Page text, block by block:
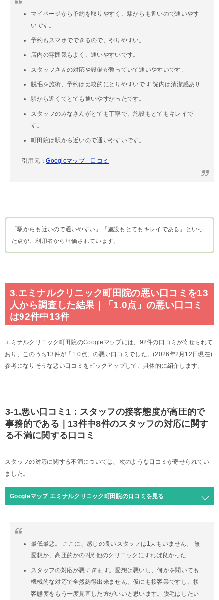
マイページから予約を取りやすく、駅からも近いので通いやす
いです。
予約もスマホでできるので、やりやすい。
店内の雰囲気もよく、通いやすいです。
スタッフさんの対応や設備が整っていて通いやすいです。
脱毛を施術、予約は比較的にとりやすいです 院内は清潔感あり
駅から近くてとても通いやすかったです。
スタッフのみなさんがとても丁寧で、施設もとてもキレイで
す。
町田院は駅から近いので通いやすいです。
引用元：Googleマップ 口コミ
「駅からも近いので通いやすい」「施設もとてもキレイである」といっ
た点が、利用者から評価されています。
3.エミナルクリニック町田院の悪い口コミを13
人から調査した結果｜「1.0点」の悪い口コミ
は92件中13件
エミナルクリニック町田院のGoogleマップには、92件の口コミが寄せられて
おり、このうち13件が「1.0点」の悪い口コミでした。(2026年2月12日現在)
参考になりそうな悪い口コミをピックアップして、具体的に紹介します。
3-1.悪い口コミ1：スタッフの接客態度が高圧的で
事務的である｜13件中8件のスタッフの対応に関す
る不満に関する口コミ
スタッフの対応に関する不満については、次のような口コミが寄せられてい
ました。
Googleマップ エミナルクリニック町田院の口コミを見る
最低最悪。 ここに、感じの良いスタッフは1人もいません。 無
愛想か、高圧的かの2択 他のクリニックにすれば良かった
スタッフの対応が悪すぎます。愛想は悪いし、何かを聞いても
機械的な対応で全然納得出来ません。仮にも接客業ですし、接
客態度をもう一度見直した方がいいと思います。脱毛はしたい